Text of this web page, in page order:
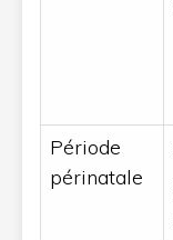
Période
périnatale